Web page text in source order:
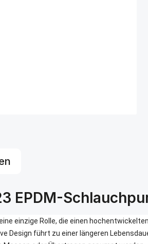
EPDM-
einzige Rolle, die einen hochentwickelten
Design führt zu einer längeren